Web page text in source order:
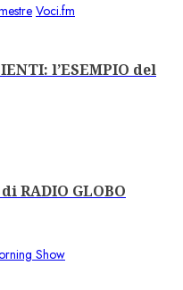
Voci.fm
l’ESEMPIO del
RADIO GLOBO